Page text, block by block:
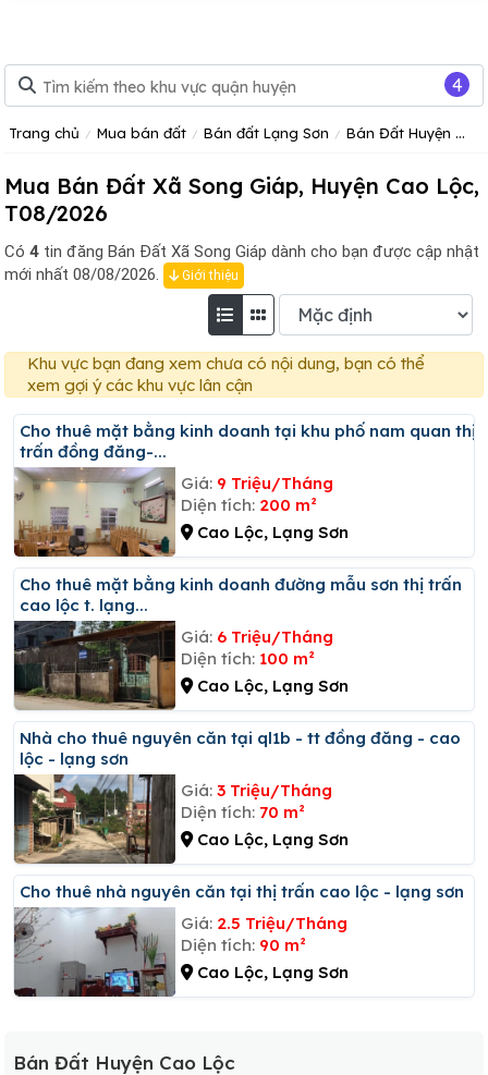
Trang chủ Mua bán đất Bán đất Lạng Sơn Bán Đất Huyện Cao Lộc
Mua Bán Đất Xã Song Giáp, Huyện Cao Lộc,
T08/2026
Có 4 tin đăng Bán Đất Xã Song Giáp dành cho bạn được cập nhật
mới nhất 08/08/2026.
Giới thiệu
Khu vực bạn đang xem chưa có nội dung, bạn có thể
xem gợi ý các khu vực lân cận
Cho thuê mặt bằng kinh doanh tại khu phố nam quan thị
trấn đồng đăng-...
Giá: 9 Triệu/Tháng
Diện tích: 200 m²
Cao Lộc, Lạng Sơn
Cho thuê mặt bằng kinh doanh đường mẫu sơn thị trấn
cao lộc t. lạng...
Giá: 6 Triệu/Tháng
Diện tích: 100 m²
Cao Lộc, Lạng Sơn
Nhà cho thuê nguyên căn tại ql1b - tt đồng đăng - cao
lộc - lạng sơn
Giá: 3 Triệu/Tháng
Diện tích: 70 m²
Cao Lộc, Lạng Sơn
Cho thuê nhà nguyên căn tại thị trấn cao lộc - lạng sơn
Giá: 2.5 Triệu/Tháng
Diện tích: 90 m²
Cao Lộc, Lạng Sơn
Bán Đất Huyện Cao Lộc
4